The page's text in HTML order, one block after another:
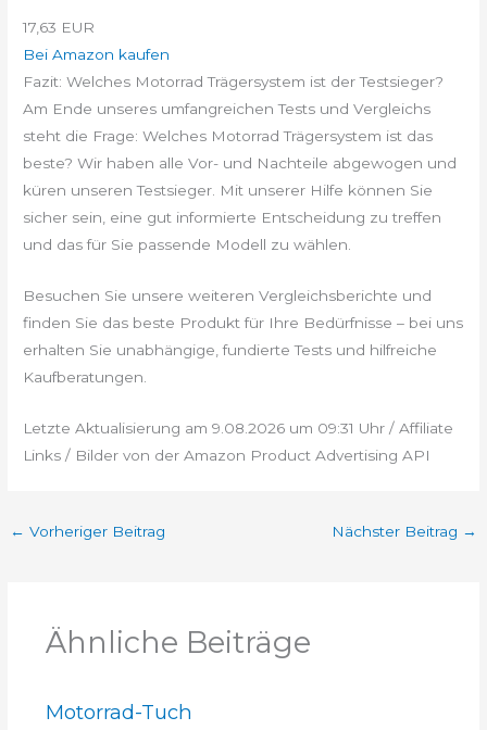
17,63 EUR
Bei Amazon kaufen
Fazit: Welches Motorrad Trägersystem ist der Testsieger?
Am Ende unseres umfangreichen Tests und Vergleichs
steht die Frage: Welches Motorrad Trägersystem ist das
beste? Wir haben alle Vor- und Nachteile abgewogen und
küren unseren Testsieger. Mit unserer Hilfe können Sie
sicher sein, eine gut informierte Entscheidung zu treffen
und das für Sie passende Modell zu wählen.
Besuchen Sie unsere weiteren Vergleichsberichte und
finden Sie das beste Produkt für Ihre Bedürfnisse – bei uns
erhalten Sie unabhängige, fundierte Tests und hilfreiche
Kaufberatungen.
Letzte Aktualisierung am 9.08.2026 um 09:31 Uhr / Affiliate
Links / Bilder von der Amazon Product Advertising API
← Vorheriger Beitrag Nächster Beitrag →
Ähnliche Beiträge
Motorrad-Tuch